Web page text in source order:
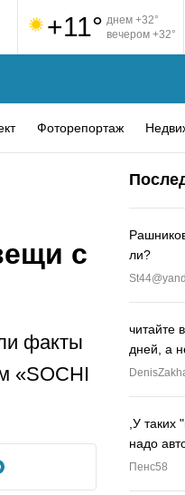
+11° днем +32°
вечером +32°
Фоторепортаж
с
факты
«SOCHI
ли?
читайте
дней, а
,У таких
надо
Пенс58